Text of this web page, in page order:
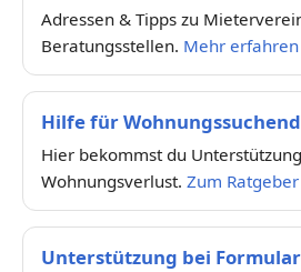
Adressen & Tipps zu
Beratungsstellen. Mehr erfahren
Hilfe für
Hier bekommst du
Wohnungsverlust. Zum Ratgeber
Unterstützung bei